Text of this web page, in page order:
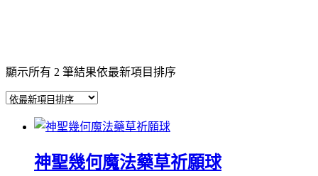
顯示所有 2 筆結果依最新項目排序
神聖幾何魔法藥草祈願球